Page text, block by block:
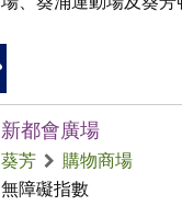
新都會廣場
葵芳
購物商場
無障礙指數